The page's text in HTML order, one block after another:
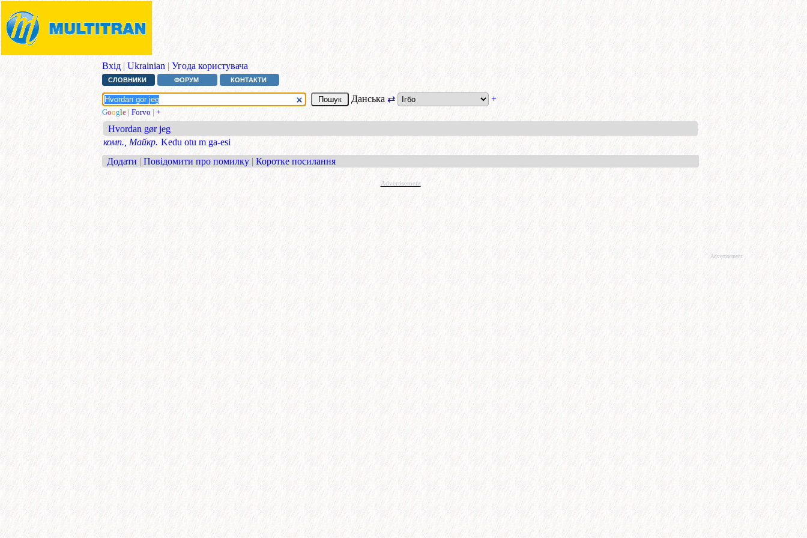
Вхід | Ukrainian | Угода користувача
СЛОВНИКИ ФОРУМ КОНТАКТИ
Данська ⇄ +
Google | Forvo | +
Hvordan gør jeg
комп., Майкр. Kedu otu m ga-esi
Додати | Повідомити про помилку | Коротке посилання
Advertisement
Advertisement